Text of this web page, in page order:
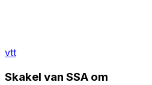
vtt
Skakel van SSA om